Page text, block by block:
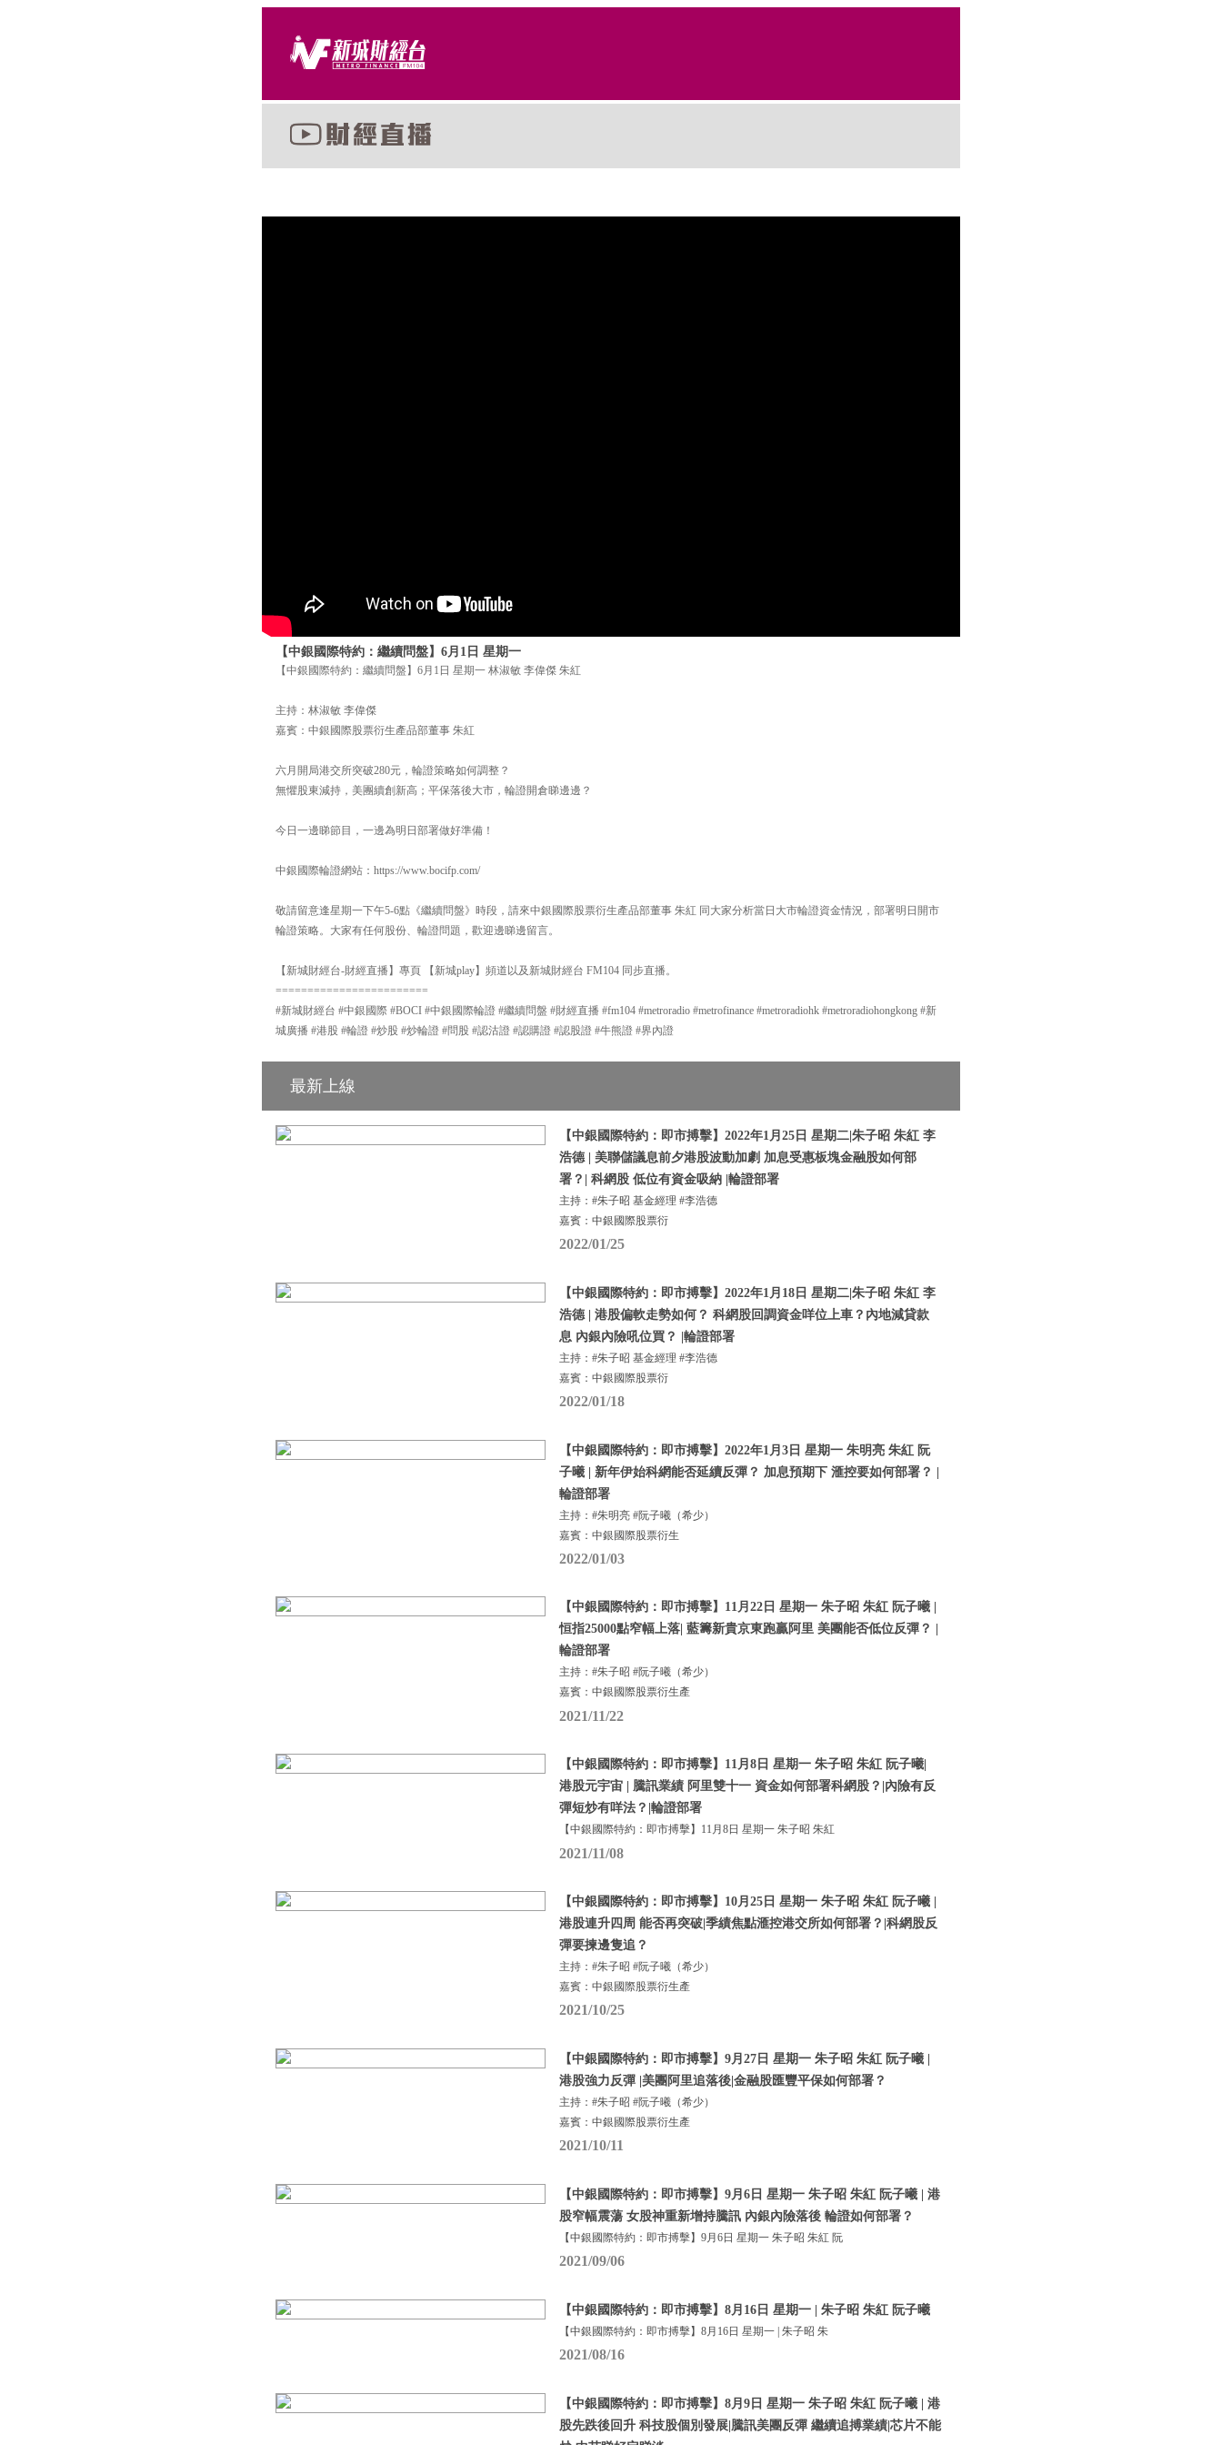
【中銀國際特約：繼續問盤】6月1日 星期一
【中銀國際特約：繼續問盤】6月1日 星期一 林淑敏 李偉傑 朱紅
主持：林淑敏 李偉傑
嘉賓：中銀國際股票衍生產品部董事 朱紅
六月開局港交所突破280元，輪證策略如何調整？
無懼股東減持，美團續創新高；平保落後大市，輪證開倉睇邊邊？
今日一邊睇節目，一邊為明日部署做好準備！
中銀國際輪證網站：https://www.bocifp.com/
敬請留意逢星期一下午5-6點《繼續問盤》時段，請來中銀國際股票衍生產品部董事 朱紅 同大家分析當日大市輪證資金情況，部署明日開市
輪證策略。大家有任何股份、輪證問題，歡迎邊睇邊留言。
【新城財經台-財經直播】專頁 【新城play】頻道以及新城財經台 FM104 同步直播。
========================
#新城財經台 #中銀國際 #BOCI #中銀國際輪證 #繼續問盤 #財經直播 #fm104 #metroradio #metrofinance #metroradiohk #metroradiohongkong #新
城廣播 #港股 #輪證 #炒股 #炒輪證 #問股 #認沽證 #認購證 #認股證 #牛熊證 #界內證
最新上線
【中銀國際特約：即市搏擊】2022年1月25日 星期二|朱子昭 朱紅 李
浩德 | 美聯儲議息前夕港股波動加劇 加息受惠板塊金融股如何部
署？| 科網股 低位有資金吸納 |輪證部署
主持：#朱子昭 基金經理 #李浩德
嘉賓：中銀國際股票衍
2022/01/25
【中銀國際特約：即市搏擊】2022年1月18日 星期二|朱子昭 朱紅 李
浩德 | 港股偏軟走勢如何？ 科網股回調資金咩位上車？內地減貸款
息 內銀內險吼位買？ |輪證部署
主持：#朱子昭 基金經理 #李浩德
嘉賓：中銀國際股票衍
2022/01/18
【中銀國際特約：即市搏擊】2022年1月3日 星期一 朱明亮 朱紅 阮
子曦 | 新年伊始科網能否延續反彈？ 加息預期下 滙控要如何部署？ |
輪證部署
主持：#朱明亮 #阮子曦（希少）
嘉賓：中銀國際股票衍生
2022/01/03
【中銀國際特約：即市搏擊】11月22日 星期一 朱子昭 朱紅 阮子曦 |
恒指25000點窄幅上落| 藍籌新貴京東跑贏阿里 美團能否低位反彈？ |
輪證部署
主持：#朱子昭 #阮子曦（希少）
嘉賓：中銀國際股票衍生產
2021/11/22
【中銀國際特約：即市搏擊】11月8日 星期一 朱子昭 朱紅 阮子曦|
港股元宇宙 | 騰訊業績 阿里雙十一 資金如何部署科網股？|內險有反
彈短炒有咩法？|輪證部署
【中銀國際特約：即市搏擊】11月8日 星期一 朱子昭 朱紅
2021/11/08
【中銀國際特約：即市搏擊】10月25日 星期一 朱子昭 朱紅 阮子曦 |
港股連升四周 能否再突破|季績焦點滙控港交所如何部署？|科網股反
彈要揀邊隻追？
主持：#朱子昭 #阮子曦（希少）
嘉賓：中銀國際股票衍生產
2021/10/25
【中銀國際特約：即市搏擊】9月27日 星期一 朱子昭 朱紅 阮子曦 |
港股強力反彈 |美團阿里追落後|金融股匯豐平保如何部署？
主持：#朱子昭 #阮子曦（希少）
嘉賓：中銀國際股票衍生產
2021/10/11
【中銀國際特約：即市搏擊】9月6日 星期一 朱子昭 朱紅 阮子曦 | 港
股窄幅震蕩 女股神重新增持騰訊 內銀內險落後 輪證如何部署？
【中銀國際特約：即市搏擊】9月6日 星期一 朱子昭 朱紅 阮
2021/09/06
【中銀國際特約：即市搏擊】8月16日 星期一 | 朱子昭 朱紅 阮子曦
【中銀國際特約：即市搏擊】8月16日 星期一 | 朱子昭 朱
2021/08/16
【中銀國際特約：即市搏擊】8月9日 星期一 朱子昭 朱紅 阮子曦 | 港
股先跌後回升 科技股個別發展|騰訊美團反彈 繼續追搏業績|芯片不能